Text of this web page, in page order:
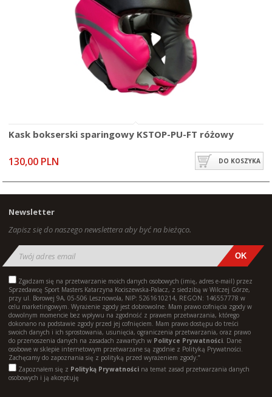
Kask bokserski sparingowy KSTOP-PU-FT różowy
130,00 PLN DO KOSZYKA
Newsletter
Zapisz się do naszego newslettera aby być na bieżąco.
Zgadzam się na przetwarzanie moich danych osobowych (imię, adres e-mail) przez
Sprzedawcę Sport Masters Katarzyna Kociszewska-Palacz, z siedzibą w Wilczej Górze,
przy ul. Borowej 9A, 05-506 Lesznowola, NIP: 5261610214, REGON: 146557778 w
celu marketingowym. Wyrażenie zgody jest dobrowolne. Mam prawo cofnięcia zgody w
dowolnym momencie bez wpływu na zgodność z prawem przetwarzania, którego
dokonano na podstawie zgody przed jej cofnięciem. Mam prawo dostępu do treści
swoich danych i ich sprostowania, usunięcia, ograniczenia przetwarzania, oraz prawo
do przenoszenia danych na zasadach zawartych w Polityce Prywatności. Dane
osobowe w sklepie internetowym przetwarzane są zgodnie z Polityką Prywatności.
Zachęcamy do zapoznania się z polityką przed wyrażeniem zgody.”
Zapoznałem się z Polityką Prywatności na temat zasad przetwarzania danych
osobowych i ją akceptuję